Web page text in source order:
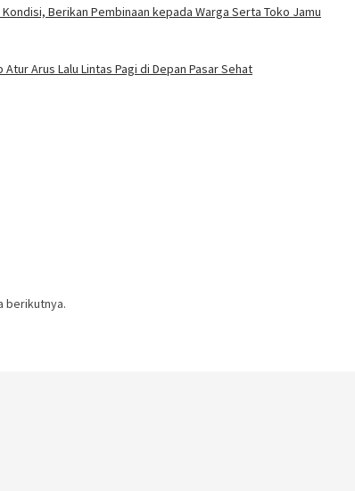
Berikan Pembinaan kepada Warga Serta Toko Jamu
Arus Lalu Lintas Pagi di Depan Pasar Sehat
berikutnya.